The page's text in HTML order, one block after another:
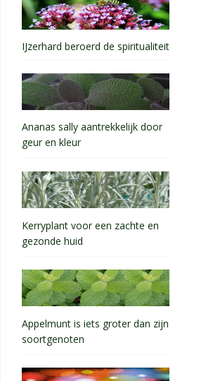
IJzerhard beroerd de spiritualiteit
Ananas sally aantrekkelijk door
geur en kleur
Kerryplant voor een zachte en
gezonde huid
Appelmunt is iets groter dan zijn
soortgenoten